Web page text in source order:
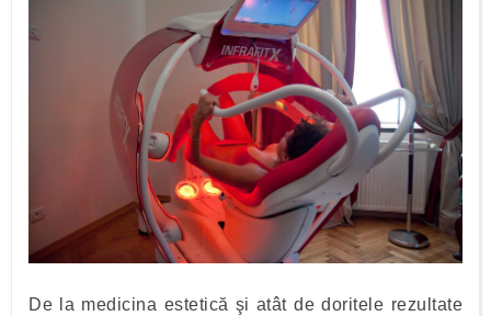
De la medicina estetică şi atât de doritele rezultate